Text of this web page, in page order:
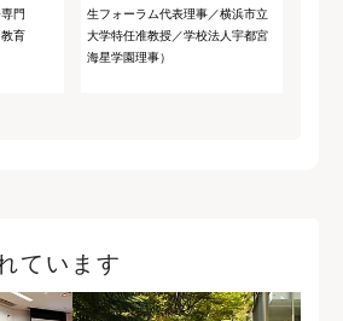
門
育
生フォーラム代表理事／横浜市立
大学特任准教授／学校法人宇都宮
海星学園理事）
ています